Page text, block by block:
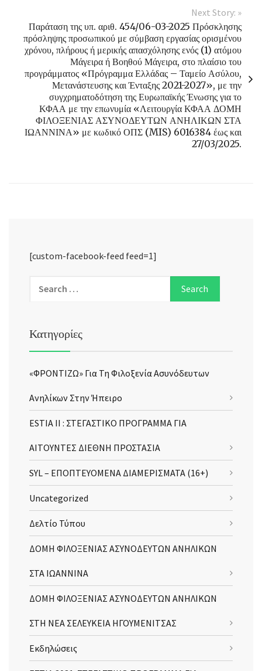
Next Story: »
Παράταση της υπ. αριθ. 454/06-03-2025 Πρόσκλησης
πρόσληψης προσωπικού με σύμβαση εργασίας ορισμένου
χρόνου, πλήρους ή μερικής απασχόλησης ενός (1) ατόμου
Μάγειρα ή Βοηθού Μάγειρα, στο πλαίσιο του
προγράμματος «Πρόγραμμα Ελλάδας – Ταμείο Ασύλου,
Μετανάστευσης και Ένταξης 2021-2027», με την
συγχρηματοδότηση της Ευρωπαϊκής Ένωσης για το
ΚΦΑΑ με την επωνυμία «Λειτουργία ΚΦΑΑ ΔΟΜΗ
ΦΙΛΟΞΕΝΙΑΣ ΑΣΥΝΟΔΕΥΤΩΝ ΑΝΗΛΙΚΩΝ ΣΤΑ
ΙΩΑΝΝΙΝΑ» με κωδικό ΟΠΣ (MIS) 6016384 έως και
27/03/2025.
[custom-facebook-feed feed=1]
Κατηγορίες
«ΦΡΟΝΤΙΖΩ» Για Τη Φιλοξενία Ασυνόδευτων
Ανηλίκων Στην Ήπειρο
ESTIA II : ΣΤΕΓΑΣΤΙΚΟ ΠΡΟΓΡΑΜΜΑ ΓΙΑ
ΑΙΤΟΥΝΤΕΣ ΔΙΕΘΝΗ ΠΡΟΣΤΑΣΙΑ
SYL – ΕΠΟΠΤΕΥΟΜΕΝΑ ΔΙΑΜΕΡΙΣΜΑΤΑ (16+)
Uncategorized
Δελτίο Τύπου
ΔΟΜΗ ΦΙΛΟΞΕΝΙΑΣ ΑΣΥΝΟΔΕΥΤΩΝ ΑΝΗΛΙΚΩΝ
ΣΤΑ ΙΩΑΝΝΙΝΑ
ΔΟΜΗ ΦΙΛΟΞΕΝΙΑΣ ΑΣΥΝΟΔΕΥΤΩΝ ΑΝΗΛΙΚΩΝ
ΣΤΗ ΝΕΑ ΣΕΛΕΥΚΕΙΑ ΗΓΟΥΜΕΝΙΤΣΑΣ
Εκδηλώσεις